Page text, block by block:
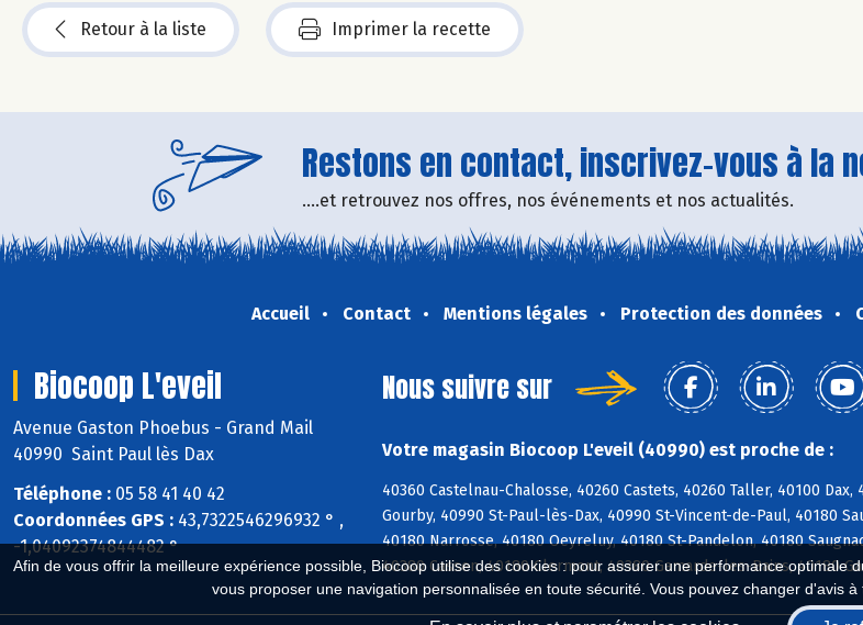
Afin de vous offrir la meilleure expérience possible, Biocoop utilise des cookies : pour assurer une performance
vous proposer une navigation personnalisée en toute sécurité. Vous pouvez changer d'avis
Retour à la liste Imprimer la recette
Restons en contact, inscrivez-vous à la
....et retrouvez nos offres, nos événements et nos actualités.
Accueil Contact Mentions légales Protection des données
Biocoop L'eveil
Avenue Gaston Phoebus - Grand Mail
40990 Saint Paul lès Dax
Téléphone : 05 58 41 40 42
Coordonnées GPS : 43,7322546296932 ° ,
-1,04092374844482 °
Nous suivre sur
Votre magasin Biocoop L'eveil (40990) est proche de :
40360 Castelnau-Chalosse, 40260 Castets, 40260 Taller, 40100
Gourby, 40990 St-Paul-lès-Dax, 40990 St-Vincent-de-Paul, 40180
40180 Narrosse, 40180 Oeyreluy, 40180 St-Pandelon, 40180
40380 Cassen, 40180 Clermont, 40380 Gamarde-les-Bains, 40180